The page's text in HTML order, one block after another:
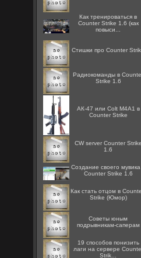
Как тренироваться в
Counter Strike 1.6 (как
повыси...
Стишки про Counter
Радиокоманды в
Strike 1.6
АК-47 или Colt M4A1 в
Counter Strike
CW server Counter Strike
1.6
Создание своего мувика
Counter Strike 1.6
Как стать отцом в
Strike (Юмор)
Советы юным
подрывникам-саперам
19 способов понизить
лаги на сервере
Strik...